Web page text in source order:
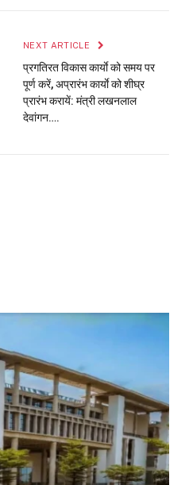
NEXT ARTICLE
प्रगतिरत विकास कार्याे को समय पर
पूर्ण करें, अप्रारंभ कार्याे को शीघ्र
प्रारंभ करायें: मंत्री लखनलाल
देवांगन….